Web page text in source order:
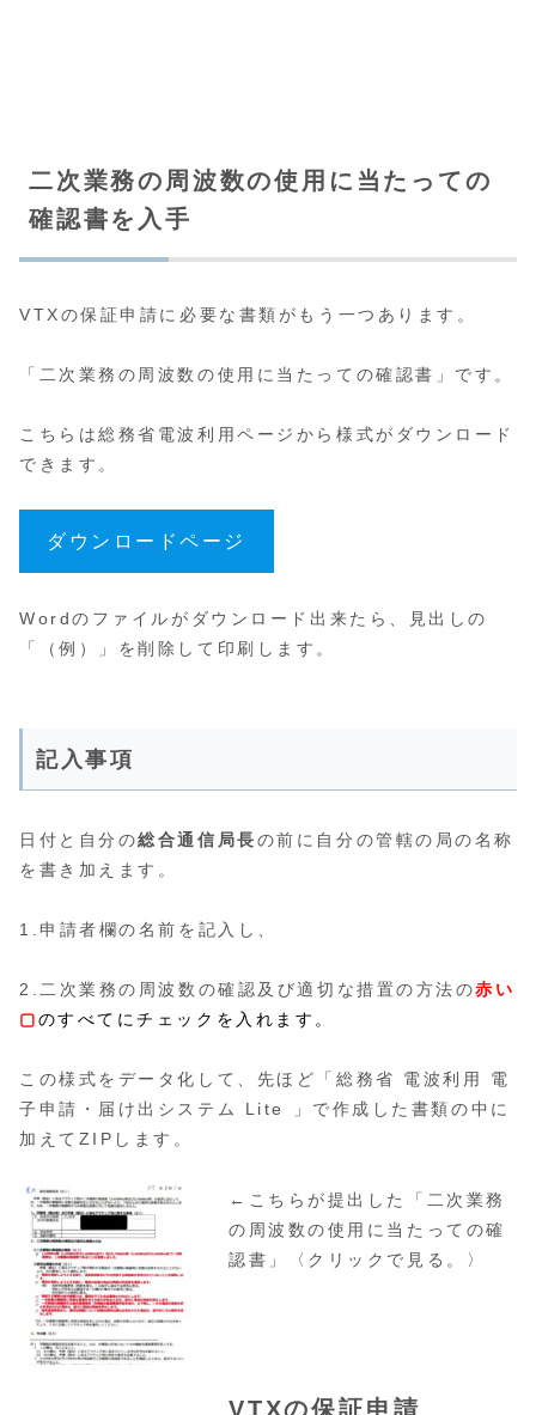
二次業務の周波数の使用に当たっての
確認書を入手
VTXの保証申請に必要な書類がもう一つあります。
「二次業務の周波数の使用に当たっての確認書」です。
こちらは総務省電波利用ページから様式がダウンロード
できます。
ダウンロードページ
Wordのファイルがダウンロード出来たら、見出しの
「（例）」を削除して印刷します。
記入事項
日付と自分の総合通信局長の前に自分の管轄の局の名称
を書き加えます。
1.申請者欄の名前を記入し、
2.二次業務の周波数の確認及び適切な措置の方法の赤い
▢のすべてにチェックを入れます。
この様式をデータ化して、先ほど「総務省 電波利用 電
子申請・届け出システム Lite 」で作成した書類の中に
加えてZIPします。
←こちらが提出した「二次業務
の周波数の使用に当たっての確
認書」〈クリックで見る。〉
VTXの保証申請